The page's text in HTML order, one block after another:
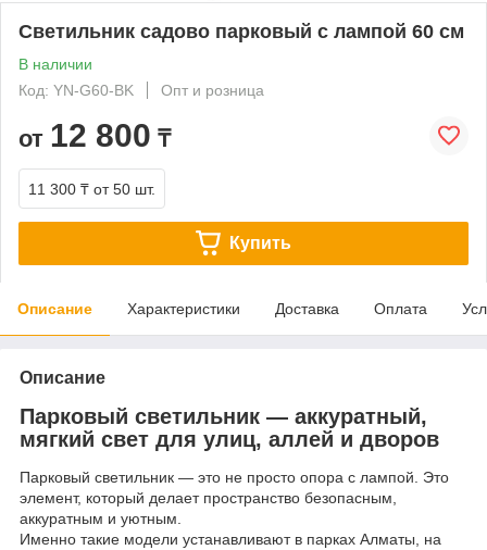
Светильник садово парковый с лампой 60 см
В наличии
Код: YN-G60-BK
Опт и розница
от 12 800 ₸
11 300 ₸ от 50 шт.
Купить
Описание Характеристики Доставка Оплата
Описание
Парковый светильник — аккуратный,
мягкий свет для улиц, аллей и дворов
Парковый светильник — это не просто опора с лампой. Это
элемент, который делает пространство безопасным,
аккуратным и уютным.
Именно такие модели устанавливают в парках Алматы, на